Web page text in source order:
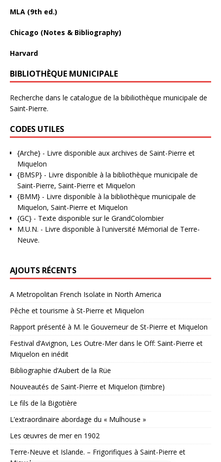
MLA (9th ed.)
Chicago (Notes & Bibliography)
Harvard
BIBLIOTHÈQUE MUNICIPALE
Recherche dans le catalogue de la bibiliothèque municipale de
Saint-Pierre.
CODES UTILES
{Arche} - Livre disponible aux archives de Saint-Pierre et
Miquelon
{BMSP} - Livre disponible à la bibliothèque municipale de
Saint-Pierre, Saint-Pierre et Miquelon
{BMM} - Livre disponible à la bibliothèque municipale de
Miquelon, Saint-Pierre et Miquelon
{GC} - Texte disponible sur le GrandColombier
M.U.N. - Livre disponible à l'université Mémorial de Terre-
Neuve.
AJOUTS RÉCENTS
A Metropolitan French Isolate in North America
Pêche et tourisme à St-Pierre et Miquelon
Rapport présenté à M. le Gouverneur de St-Pierre et Miquelon
Festival d’Avignon, Les Outre-Mer dans le Off: Saint-Pierre et
Miquelon en inédit
Bibliographie d’Aubert de la Rüe
Nouveautés de Saint-Pierre et Miquelon (timbre)
Le fils de la Bigotière
L’extraordinaire abordage du « Mulhouse »
Les œuvres de mer en 1902
Terre-Neuve et Islande. – Frigorifiques à Saint-Pierre et